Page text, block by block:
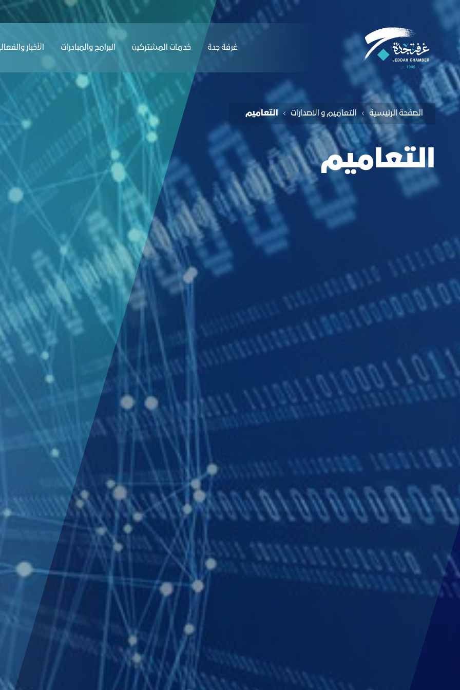
الملاحة
تعاميم وإصدارات – التعاميم - غرفة جدة
ﻏﺮﻓﺔ ﺟﺪة ﺧﺪﻣﺎت المشتركين البرامج والمبادرات الأخبار
الصفحة الرئيسية التعاميم و الاصدارات التعاميم
التعاميم